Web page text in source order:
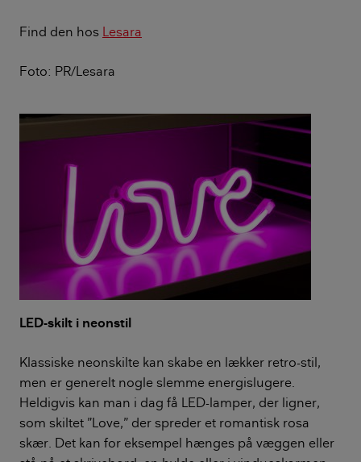
Find den hos Lesara
Foto: PR/Lesara
LED-skilt i neonstil
Klassiske neonskilte kan skabe en lækker retro-stil,
men er generelt nogle slemme energislugere.
Heldigvis kan man i dag få LED-lamper, der ligner,
som skiltet ”Love,” der spreder et romantisk rosa
skær. Det kan for eksempel hænges på væggen eller